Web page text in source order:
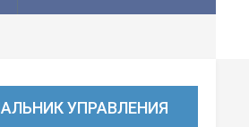
УПРАВЛЕНИЯ